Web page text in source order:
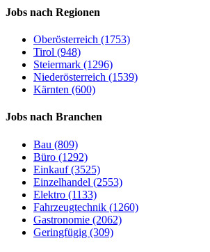
Jobs nach Regionen
Oberösterreich (1753)
Tirol (948)
Steiermark (1296)
Niederösterreich (1539)
Kärnten (600)
Jobs nach Branchen
Bau (809)
Büro (1292)
Einkauf (3525)
Einzelhandel (2553)
Elektro (1133)
Fahrzeugtechnik (1260)
Gastronomie (2062)
Geringfügig (309)